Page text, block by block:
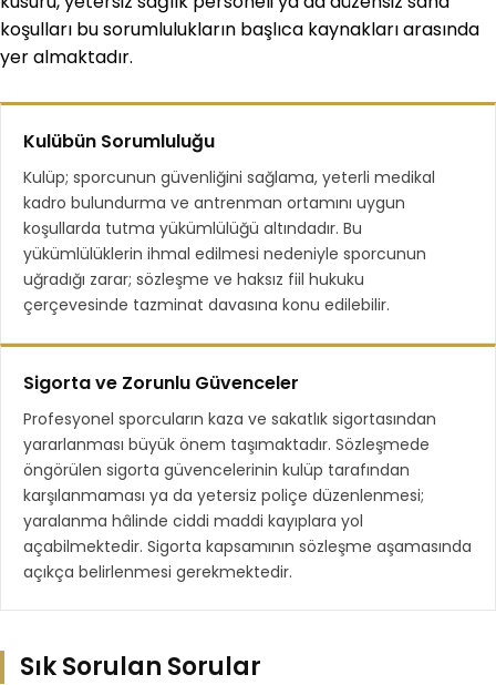
koşulları bu sorumlulukların başlıca kaynakları arasında
yer almaktadır.
Kulübün Sorumluluğu
Kulüp; sporcunun güvenliğini sağlama, yeterli medikal
kadro bulundurma ve antrenman ortamını uygun
koşullarda tutma yükümlülüğü altındadır. Bu
yükümlülüklerin ihmal edilmesi nedeniyle sporcunun
uğradığı zarar; sözleşme ve haksız fiil hukuku
çerçevesinde tazminat davasına konu edilebilir.
Sigorta ve Zorunlu Güvenceler
Profesyonel sporcuların kaza ve sakatlık sigortasından
yararlanması büyük önem taşımaktadır. Sözleşmede
öngörülen sigorta güvencelerinin kulüp tarafından
karşılanmaması ya da yetersiz poliçe düzenlenmesi;
yaralanma hâlinde ciddi maddi kayıplara yol
açabilmektedir. Sigorta kapsamının sözleşme aşamasında
açıkça belirlenmesi gerekmektedir.
Sık Sorulan Sorular